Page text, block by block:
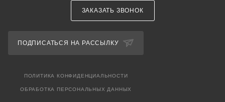
ЗАКАЗАТЬ ЗВОНОК
ПОДПИСАТЬСЯ НА РАССЫЛКУ
ПОЛИТИКА КОНФИДЕНЦИАЛЬНОСТИ
ОБРАБОТКА ПЕРСОНАЛЬНЫХ ДАННЫХ